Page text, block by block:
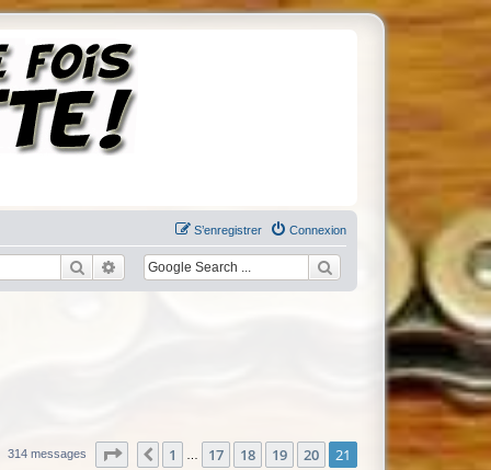
Connexion
S’enregistrer
RechercherRecherche avancée
314 messages Page 21 sur 21
Précédente
1 17 18 19 20 21